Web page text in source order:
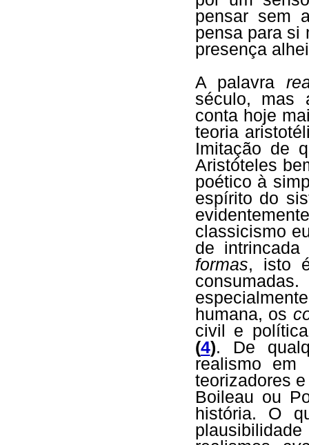
pensar sem
pensa para si
presença
A palavra
século, mas
conta hoje
teoria
Imitação de
Aristóteles
poético à
espírito do
classicismo
de
formas, isto
humana, os
civil e
(4). De
realismo
teorizadores
Boileau ou
história. O